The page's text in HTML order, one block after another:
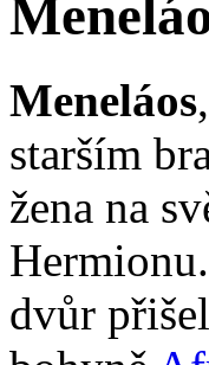
Meneláos
starším
žena na
dvůr přišel